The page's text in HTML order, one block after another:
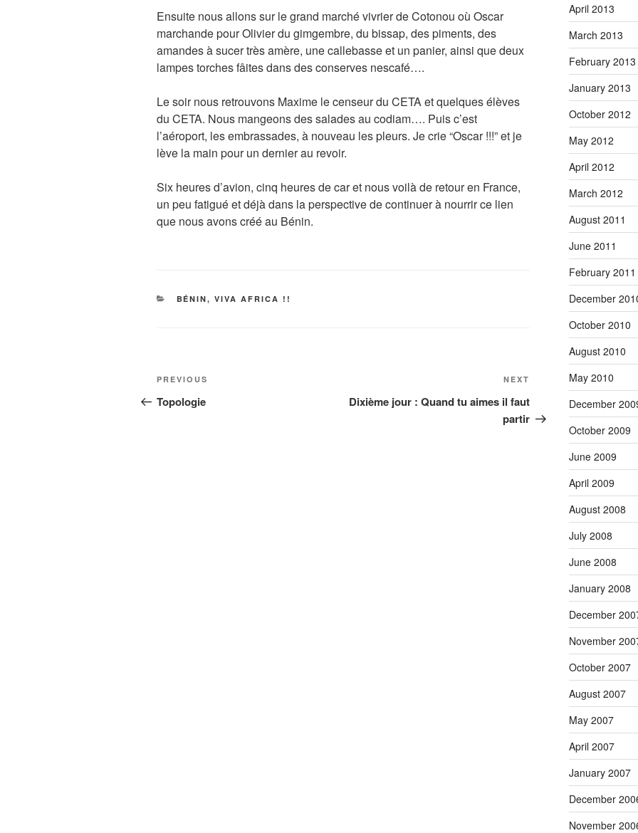
Ensuite nous allons sur le grand marché vivrier de Cotonou où Oscar
marchande pour Olivier du gimgembre, du bissap, des piments, des
amandes à sucer très amère, une callebasse et un panier, ainsi que deux
lampes torches fâites dans des conserves nescafé….
Le soir nous retrouvons Maxime le censeur du CETA et quelques élèves
du CETA. Nous mangeons des salades au codiam…. Puis c’est
l’aéroport, les embrassades, à nouveau les pleurs. Je crie “Oscar !!!” et je
lève la main pour un dernier au revoir.
Six heures d’avion, cinq heures de car et nous voilà de retour en France,
un peu fatigué et déjà dans la perspective de continuer à nourrir ce lien
que nous avons créé au Bénin.
CATEGORIES
BÉNIN, VIVA AFRICA !!
Post
navigation
Previous
Post
PREVIOUS
Topologie
Post
NEXT
Dixième jour : Quand tu aimes il faut
partir
April 2013
March 2013
February 2013
January 2013
October 2012
May 2012
April 2012
March 2012
August 2011
June 2011
February 2011
December
October 2010
August 2010
May 2010
December
October 2009
June 2009
April 2009
August 2008
July 2008
June 2008
January 2008
December
November
October 2007
August 2007
May 2007
April 2007
January 2007
December
November